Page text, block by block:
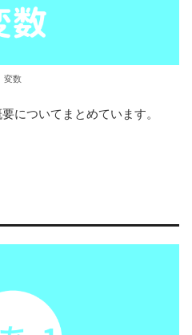
変数
についてまとめています。